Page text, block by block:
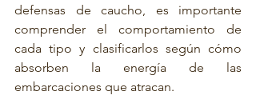
defensas de caucho, es importante
comprender el comportamiento de
cada tipo y clasificarlos según cómo
absorben la energía de las
embarcaciones que atracan.